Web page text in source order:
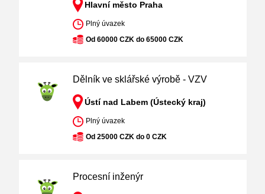
Hlavní město Praha
Plný úvazek
Od 60000 CZK do 65000 CZK
Dělník ve sklářské výrobě - VZV
Ústí nad Labem (Ústecký kraj)
Plný úvazek
Od 25000 CZK do 0 CZK
Procesní inženýr